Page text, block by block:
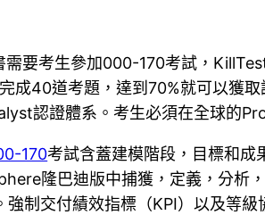
要考生參加000-170考試，
成40道考題，達到70%就可以獲
認證體系。考生必須在全球的
170考試含蓋建模階段，目標和成
隆巴迪版中捕獲，定義，分析
制交付績效指標（KPI）以及等級